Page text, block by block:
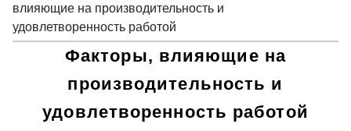
влияющие на производительность и
удовлетворенность работой
Факторы, влияющие на
производительность и
удовлетворенность работой